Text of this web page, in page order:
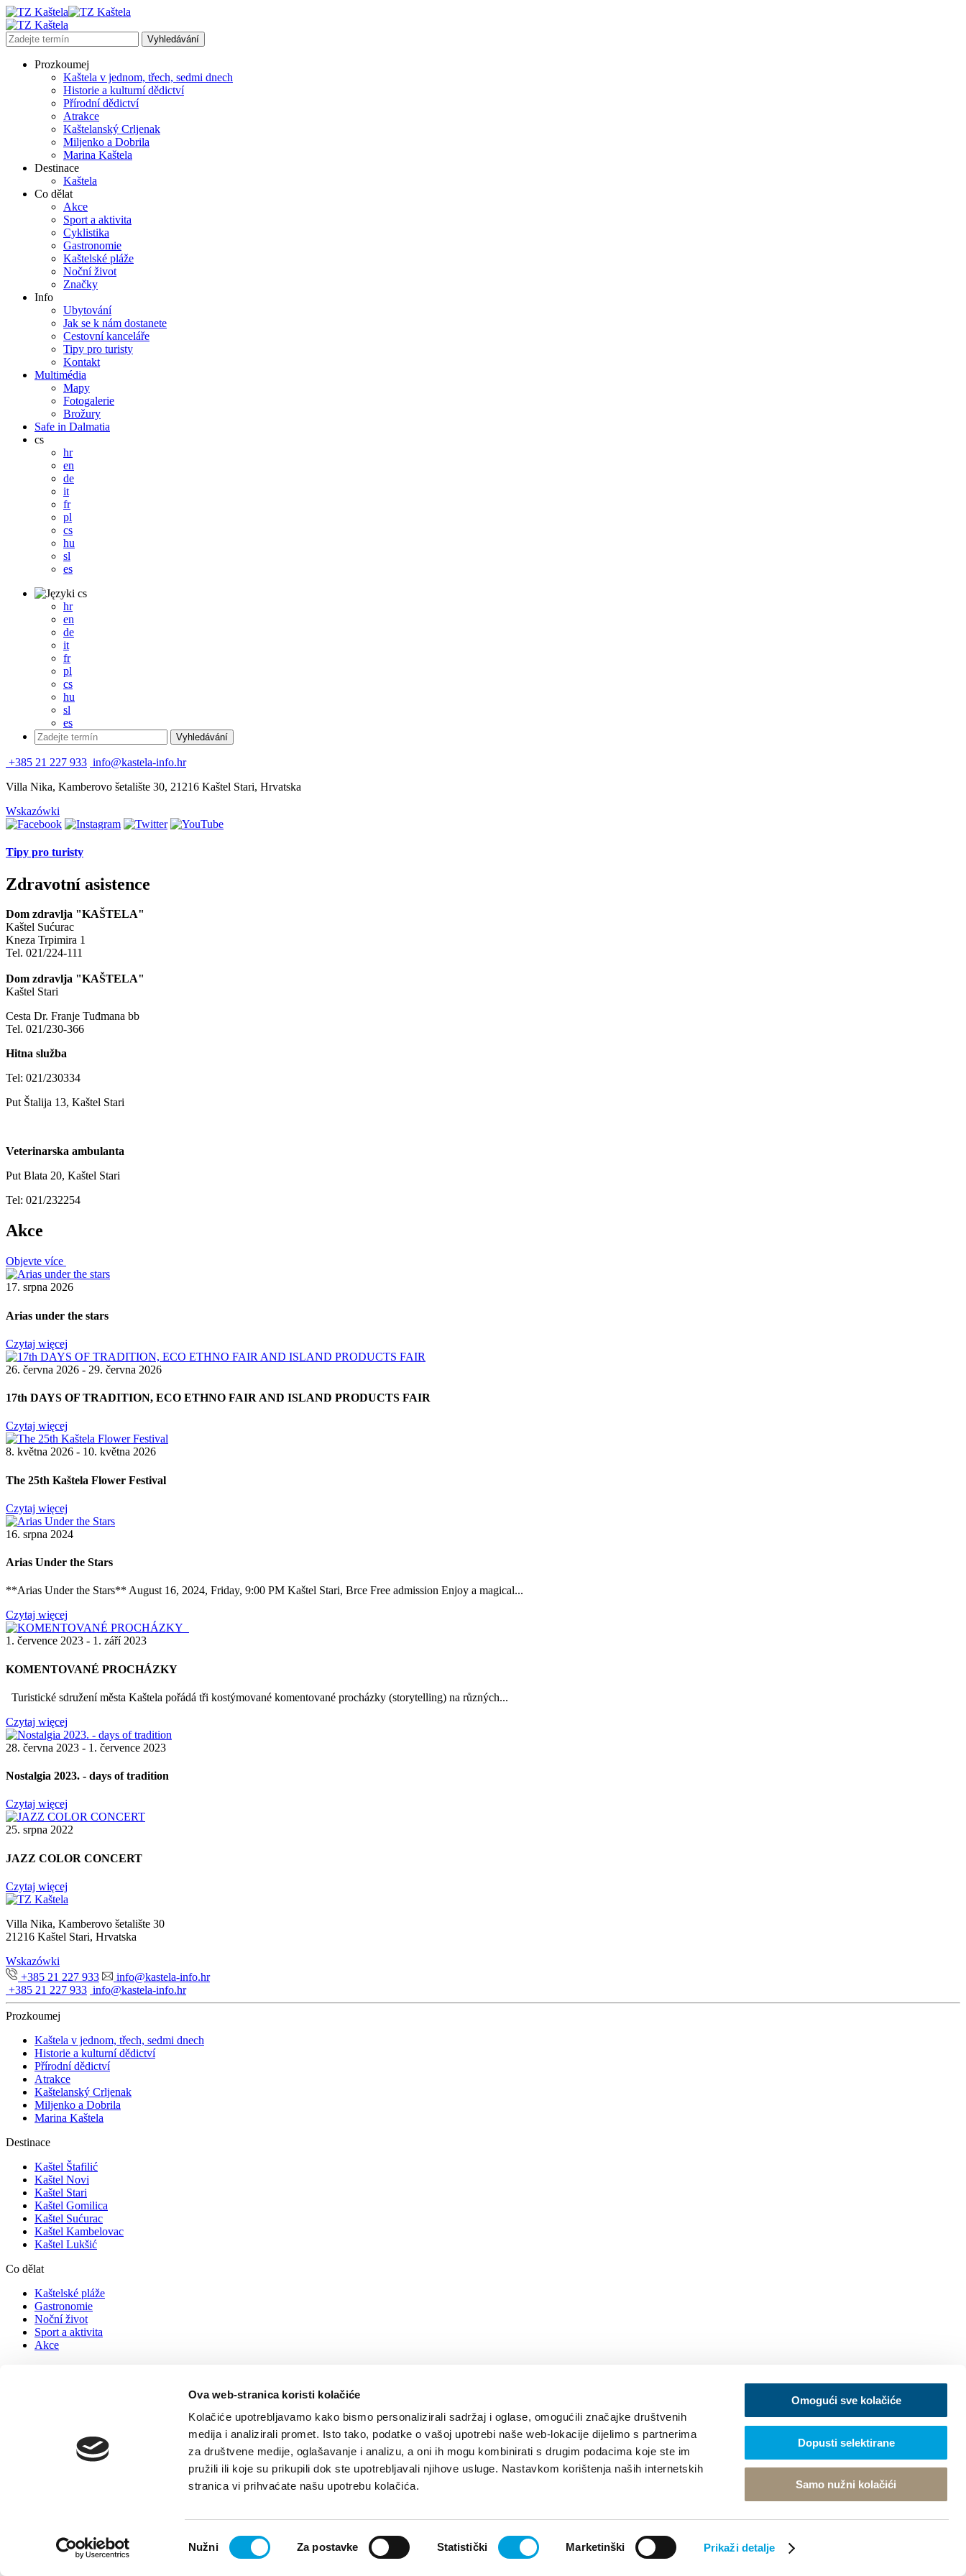
Ova web-stranica koristi kolačiće
Kolačiće upotrebljavamo kako bismo personalizirali sadržaj i oglase, omogućili značajke društvenih
medija i analizirali promet. Isto tako, podatke o vašoj upotrebi naše web-lokacije dijelimo s partnerima
za društvene medije, oglašavanje i analizu, a oni ih mogu kombinirati s drugim podacima koje ste im
pružili ili koje su prikupili dok ste upotrebljavali njihove usluge. Nastavkom korištenja naših internetskih
stranica vi prihvaćate našu upotrebu kolačića.
pristanka
Nužni Za postavke Statistički Marketinški Prikaži detalje
Omogući sve kolačiće
Dopusti selektirane
Samo nužni kolačići
Prozkoumej
Kaštela v jednom, třech, sedmi dnech
Historie a kulturní dědictví
Přírodní dědictví
Atrakce
Kaštelanský Crljenak
Miljenko a Dobrila
Marina Kaštela
Destinace
Kaštela
Co dělat
Akce
Sport a aktivita
Cyklistika
Gastronomie
Kaštelské pláže
Noční život
Značky
Info
Ubytování
Jak se k nám dostanete
Cestovní kanceláře
Tipy pro turisty
Kontakt
Multimédia
Mapy
Fotogalerie
Brožury
Safe in Dalmatia
cs
hr
en
de
it
fr
pl
cs
hu
sl
es
cs
hr
en
de
it
fr
pl
cs
hu
sl
es
+385 21 227 933 info@kastela-info.hr
Villa Nika, Kamberovo šetalište 30, 21216 Kaštel Stari, Hrvatska
Wskazówki
Tipy pro turisty
Zdravotní asistence
Dom zdravlja "KAŠTELA"
Kaštel Sućurac
Kneza Trpimira 1
Tel. 021/224-111
Dom zdravlja "KAŠTELA"
Kaštel Stari
Cesta Dr. Franje Tuđmana bb
Tel. 021/230-366
Hitna služba
Tel: 021/230334
Put Štalija 13, Kaštel Stari
Veterinarska ambulanta
Put Blata 20, Kaštel Stari
Tel: 021/232254
Akce
Objevte více
17. srpna 2026
Arias under the stars
Czytaj więcej
26. června 2026 - 29. června 2026
17th DAYS OF TRADITION, ECO ETHNO FAIR AND ISLAND PRODUCTS FAIR
Czytaj więcej
8. května 2026 - 10. května 2026
The 25th Kaštela Flower Festival
Czytaj więcej
16. srpna 2024
Arias Under the Stars
**Arias Under the Stars** August 16, 2024, Friday, 9:00 PM Kaštel Stari, Brce Free admission Enjoy a magical...
Czytaj więcej
1. července 2023 - 1. září 2023
KOMENTOVANÉ PROCHÁZKY
Turistické sdružení města Kaštela pořádá tři kostýmované komentované procházky (storytelling) na různých...
Czytaj więcej
28. června 2023 - 1. července 2023
Nostalgia 2023. - days of tradition
Czytaj więcej
25. srpna 2022
JAZZ COLOR CONCERT
Czytaj więcej
Villa Nika, Kamberovo šetalište 30
21216 Kaštel Stari, Hrvatska
Wskazówki
+385 21 227 933
info@kastela-info.hr
+385 21 227 933 info@kastela-info.hr
Prozkoumej
Kaštela v jednom, třech, sedmi dnech
Historie a kulturní dědictví
Přírodní dědictví
Atrakce
Kaštelanský Crljenak
Miljenko a Dobrila
Marina Kaštela
Destinace
Kaštel Štafilić
Kaštel Novi
Kaštel Stari
Kaštel Gomilica
Kaštel Sućurac
Kaštel Kambelovac
Kaštel Lukšić
Co dělat
Kaštelské pláže
Gastronomie
Noční život
Sport a aktivita
Akce
Zásady používání souborů cookie Developed by: Nove vibracije Design by: Signed Design